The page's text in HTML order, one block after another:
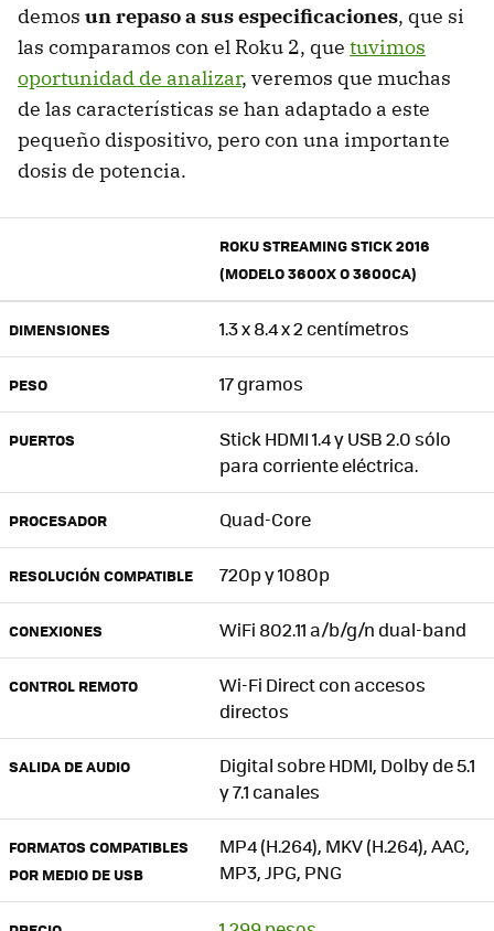
demos un repaso a sus especificaciones, que si
las comparamos con el Roku 2, que tuvimos
oportunidad de analizar, veremos que muchas
de las características se han adaptado a este
pequeño dispositivo, pero con una importante
dosis de potencia.
ROKU STREAMING STICK 2016
(MODELO 3600X O 3600CA)
DIMENSIONES 1.3 x 8.4 x 2 centímetros
PESO 17 gramos
PUERTOS
Stick HDMI 1.4 y USB 2.0 sólo
para corriente eléctrica.
PROCESADOR Quad-Core
RESOLUCIÓN COMPATIBLE 720p y 1080p
CONEXIONES WiFi 802.11 a/b/g/n dual-band
CONTROL REMOTO
Wi-Fi Direct con accesos
directos
SALIDA DE AUDIO
Digital sobre HDMI, Dolby de 5.1
y 7.1 canales
FORMATOS COMPATIBLES
POR MEDIO DE USB
MP4 (H.264), MKV (H.264), AAC,
MP3, JPG, PNG